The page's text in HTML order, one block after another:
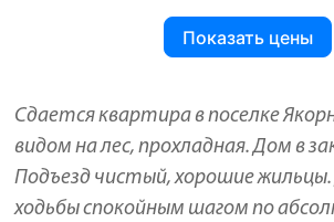
Показать цены
Сдается квартира в поселке
видом на лес, прохладная. Дом в
Подъезд чистый, хорошие
ходьбы спокойным шагом по